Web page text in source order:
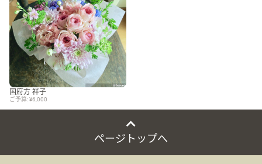
国府方 祥子
ご予算: ¥6,000
ページトップへ